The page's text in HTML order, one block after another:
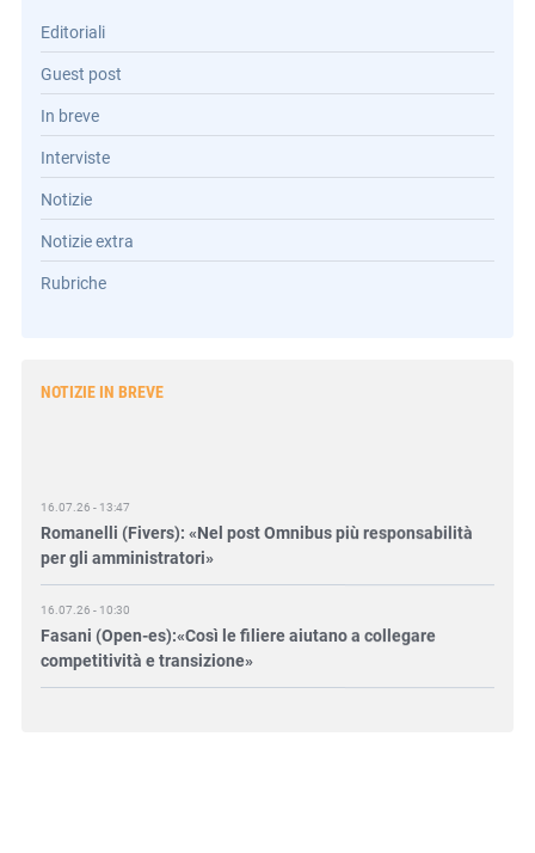
Editoriali
Guest post
In breve
Interviste
Notizie
Notizie extra
Rubriche
NOTIZIE IN BREVE
per gli amministratori»
competitività e transizione»